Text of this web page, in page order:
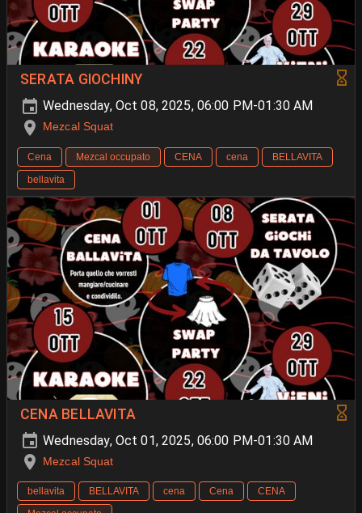
SERATA GIOCHINY
Wednesday, Oct 08, 2025, 06:00 PM-01:30 AM
Mezcal Squat
Cena Mezcal occupato CENA cena
BELLAVITA
bellavita
CENA BELLAVITA
Wednesday, Oct 01, 2025, 06:00 PM-01:30 AM
Mezcal Squat
bellavita BELLAVITA cena Cena
CENA